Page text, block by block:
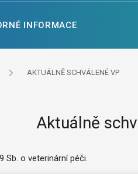
INFORMACE
AKTUÁLNĚ SCHVÁLENÉ VP
Aktuálně
Sb. o veterinární péči.